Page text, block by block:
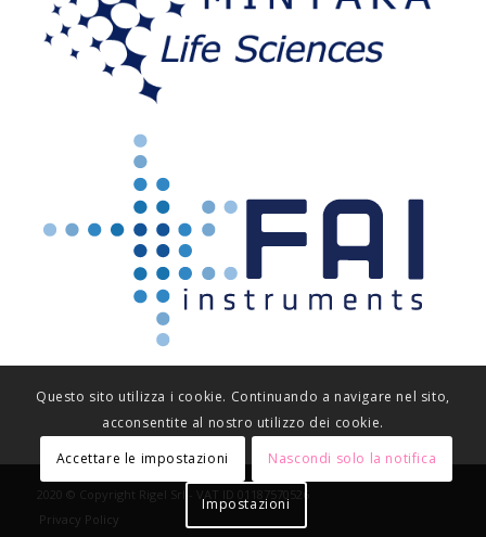
2020 © Copyright Rigel Srl - VAT ID 01187570526
Privacy Policy
Questo sito utilizza i cookie. Continuando a navigare nel sito,
acconsentite al nostro utilizzo dei cookie.
Accettare le impostazioni
Nascondi solo la notifica
Impostazioni